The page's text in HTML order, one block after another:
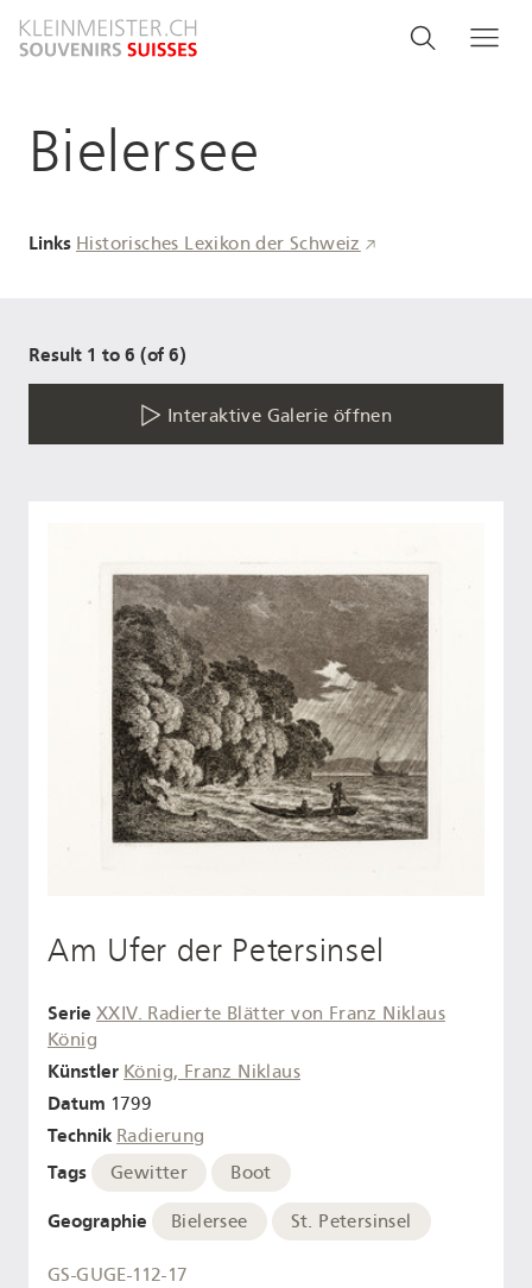
zum
Search
Suche
Bielersee
Links Historisches Lexikon der Schweiz
Result 1 to 6 (of 6)
Interaktive Galerie öffnen
Am Ufer der Petersinsel
Serie XXIV. Radierte Blätter von Franz Niklaus
König
Künstler König, Franz Niklaus
Datum 1799
Technik Radierung
Tags Gewitter Boot
Geographie Bielersee St. Petersinsel
GS-GUGE-112-17